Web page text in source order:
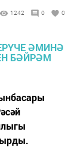
1242 0 0